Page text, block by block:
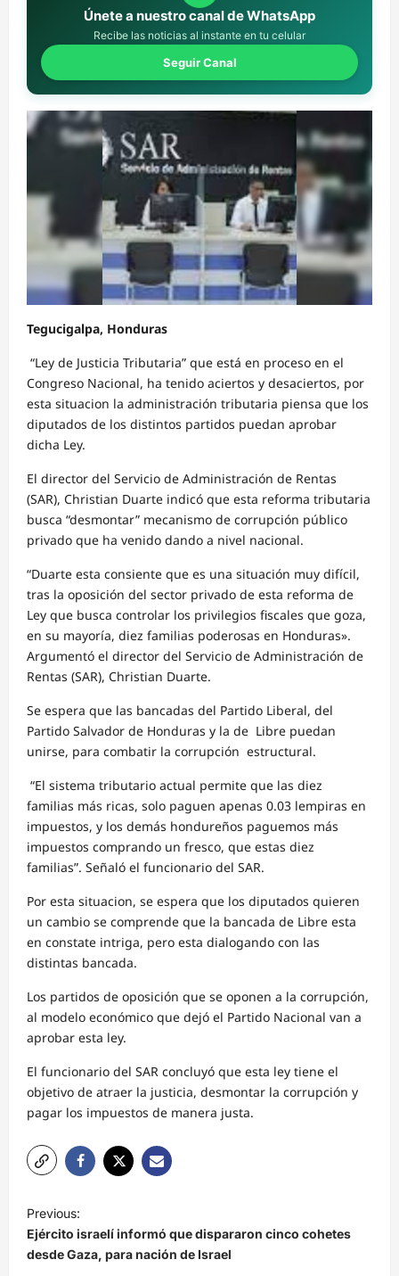
Únete a nuestro canal de WhatsApp
Recibe las noticias al instante en tu celular
Seguir Canal
Tegucigalpa, Honduras
“Ley de Justicia Tributaria” que está en proceso en el
Congreso Nacional, ha tenido aciertos y desaciertos, por
esta situacion la administración tributaria piensa que los
diputados de los distintos partidos puedan aprobar
dicha Ley.
El director del Servicio de Administración de Rentas
(SAR), Christian Duarte indicó que esta reforma tributaria
busca “desmontar” mecanismo de corrupción público
privado que ha venido dando a nivel nacional.
“Duarte esta consiente que es una situación muy difícil,
tras la oposición del sector privado de esta reforma de
Ley que busca controlar los privilegios fiscales que goza,
en su mayoría, diez familias poderosas en Honduras».
Argumentó el director del Servicio de Administración de
Rentas (SAR), Christian Duarte.
Se espera que las bancadas del Partido Liberal, del
Partido Salvador de Honduras y la de Libre puedan
unirse, para combatir la corrupción estructural.
“El sistema tributario actual permite que las diez
familias más ricas, solo paguen apenas 0.03 lempiras en
impuestos, y los demás hondureños paguemos más
impuestos comprando un fresco, que estas diez
familias”. Señaló el funcionario del SAR.
Por esta situacion, se espera que los diputados quieren
un cambio se comprende que la bancada de Libre esta
en constate intriga, pero esta dialogando con las
distintas bancada.
Los partidos de oposición que se oponen a la corrupción,
al modelo económico que dejó el Partido Nacional van a
aprobar esta ley.
El funcionario del SAR concluyó que esta ley tiene el
objetivo de atraer la justicia, desmontar la corrupción y
pagar los impuestos de manera justa.
N
a
v
Previous:
Ejército israelí informó que dispararon cinco cohetes
desde Gaza, para nación de Israel